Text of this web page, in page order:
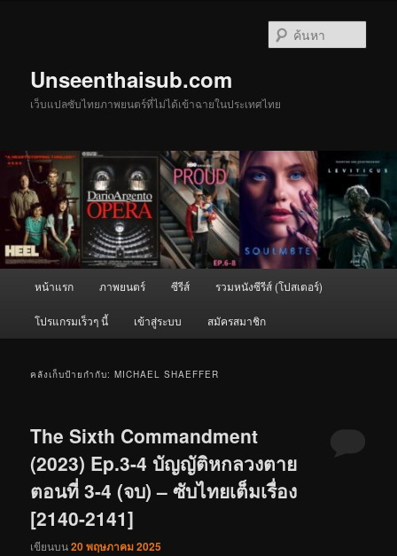
Unseenthaisub.com
เว็บแปลซับไทยภาพยนตร์ที่ไม่ได้เข้าฉายในประเทศไทย
หน้าแรก ภาพยนตร์ ซีรีส์ รวมหนังซีรีส์ (โปสเตอร์)
โปรแกรมเร็วๆ นี้ เข้าสู่ระบบ สมัครสมาชิก
คลังเก็บป้ายกำกับ:MICHAEL SHAEFFER
The Sixth Commandment
(2023) Ep.3-4 บัญญัติหกลวงตาย
ตอนที่ 3-4 (จบ) – ซับไทยเต็มเรื่อง
[2140-2141]
เขียนบน20 พฤษภาคม 2025